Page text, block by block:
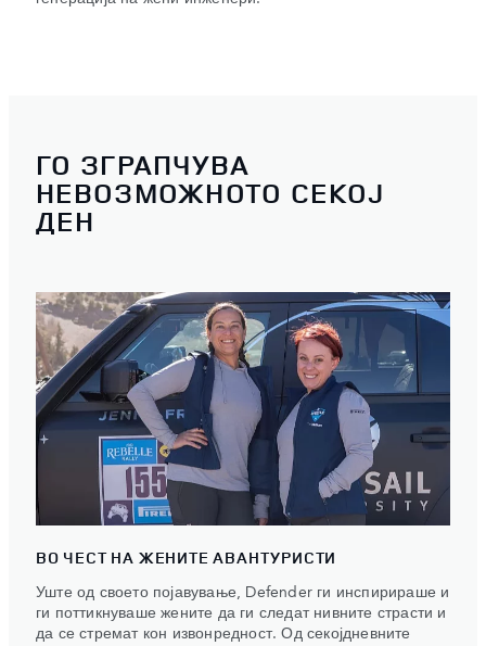
ГО ЗГРАПЧУВА
НЕВОЗМОЖНОТО СЕКОЈ
ДЕН
ВО ЧЕСТ НА ЖЕНИТЕ АВАНТУРИСТИ
Уште од своето појавување, Defender ги инспирираше и
ги поттикнуваше жените да ги следат нивните страсти и
да се стремат кон извонредност. Од секојдневните